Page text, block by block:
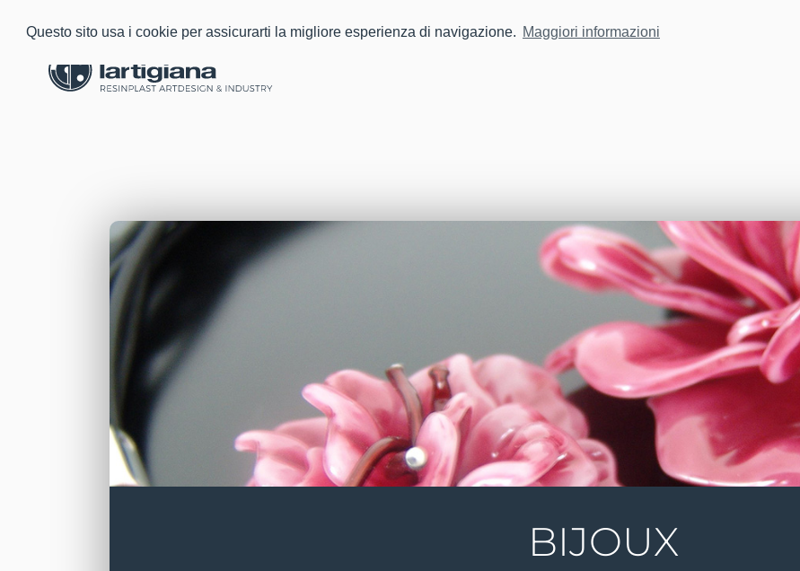
Questo sito usa i cookie per assicurarti la migliore esperienza di navigazione. Maggiori informazioni
BIJOUX